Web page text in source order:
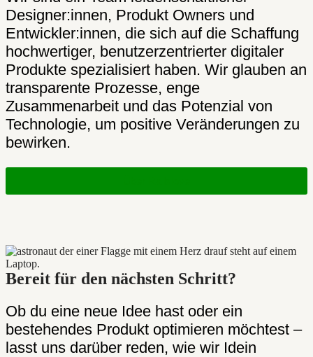
Designer:innen, Produkt Owners und
Entwickler:innen, die sich auf die Schaffung
hochwertiger, benutzerzentrierter digitaler
Produkte spezialisiert haben. Wir glauben an
transparente Prozesse, enge
Zusammenarbeit und das Potenzial von
Technologie, um positive Veränderungen zu
bewirken.
Bereit für den nächsten Schritt?
Ob du eine neue Idee hast oder ein
bestehendes Produkt optimieren möchtest –
lasst uns darüber reden, wie wir Idein